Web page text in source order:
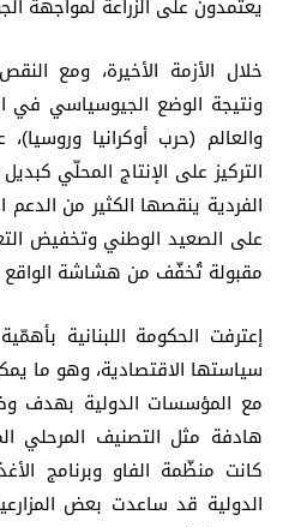
يعتمدون على الزراعة لمواجهة
خلال الأزمة الأخيرة، ومع
ونتيجة الوضع الجيوسياسي في
والعالم (حرب أوكرانيا
التركيز على الإنتاج المحلّي
الفردية ينقصها الكثير من
على الصعيد الوطني وتخفيض
مقبولة تُخفّف من هشاشة الواقع
إعترفت الحكومة اللبنانية
سياستها الاقتصادية، وهو ما
مع المؤسسات الدولية بهدف
هادفة مثل التصنيف المرحلي
كانت منظّمة الفاو وبرنامج
الدولية قد ساعدت بعض